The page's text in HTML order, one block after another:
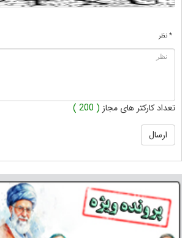
* نظر
تعداد کارکتر های مجاز ( 200 )